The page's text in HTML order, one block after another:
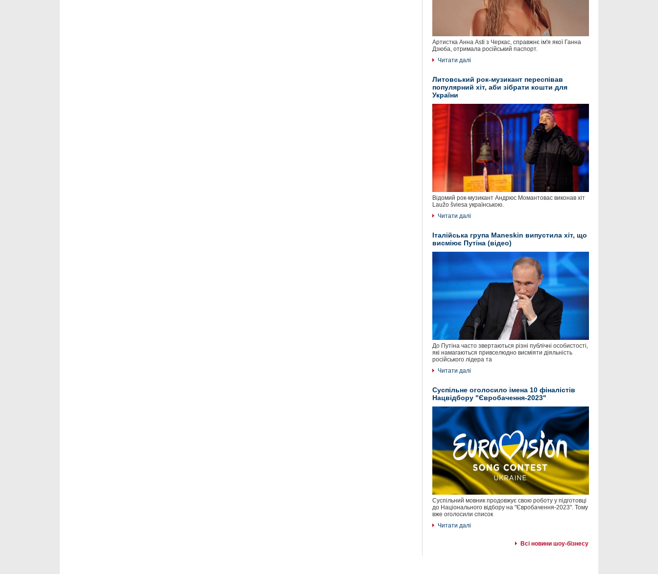
Артистка Анна Asti з Черкас, справжнє ім'я якої Ганна
Дзюба, отримала російський паспорт.
Читати далі
Литовський рок-музикант переспівав
популярний хіт, аби зібрати кошти для
України
Відомий рок-музикант Андрюс Момантовас виконав хіт
Laužo šviesa українською.
Читати далі
Італійська група Maneskin випустила хіт, що
висміює Путіна (відео)
До Путіна часто звертаються різні публічні особистості,
які намагаються привселюдно висміяти діяльність
російського лідера та
Читати далі
Суспільне оголосило імена 10 фіналістів
Нацвідбору "Євробачення-2023"
Суспільний мовник продовжує свою роботу у підготовці
до Національного відбору на "Євробачення-2023". Тому
вже оголосили список
Читати далі
Всі новини шоу-бізнесу